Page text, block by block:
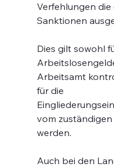
Verfehlungen
Sanktionen
Dies gilt sowohl
Arbeitsamt
für die
vom
werden.
Auch bei den